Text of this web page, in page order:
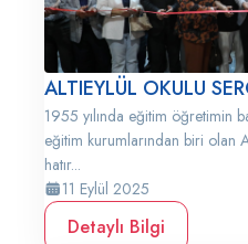
ALTIEYLÜL OKULU
1955 yılında eğitim öğretimin
eğitim kurumlarından biri olan
hatır...
11 Eylül 2025
Detaylı Bilgi